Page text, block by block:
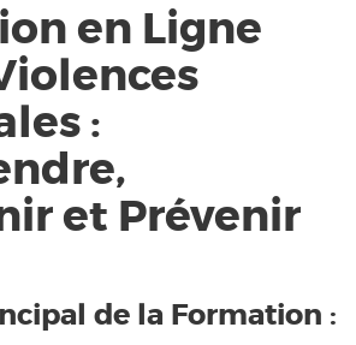
en Ligne
:
et Prévenir
de la Formation :